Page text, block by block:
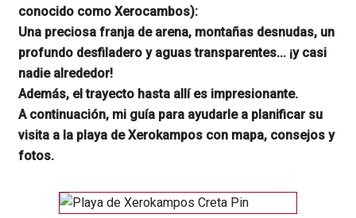
conocido como Xerocambos):
Una preciosa franja de arena, montañas desnudas, un
profundo desfiladero y aguas transparentes... ¡y casi
nadie alrededor!
Además, el trayecto hasta allí es impresionante.
A continuación, mi guía para ayudarle a planificar su
visita a la playa de Xerokampos con mapa, consejos y
fotos.